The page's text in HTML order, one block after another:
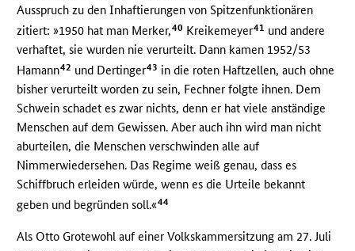
Ausspruch zu den Inhaftierungen von Spitzenfunktionären
zitiert: »1950 hat man Merker,40 Kreikemeyer41 und andere
verhaftet, sie wurden nie verurteilt. Dann kamen 1952/53
Hamann42 und Dertinger43 in die roten Haftzellen, auch ohne
bisher verurteilt worden zu sein, Fechner folgte ihnen. Dem
Schwein schadet es zwar nichts, denn er hat viele anständige
Menschen auf dem Gewissen. Aber auch ihn wird man nicht
aburteilen, die Menschen verschwinden alle auf
Nimmerwiedersehen. Das Regime weiß genau, dass es
Schiffbruch erleiden würde, wenn es die Urteile bekannt
geben und begründen soll.«44
Als Otto Grotewohl auf einer Volkskammersitzung am 27. Juli